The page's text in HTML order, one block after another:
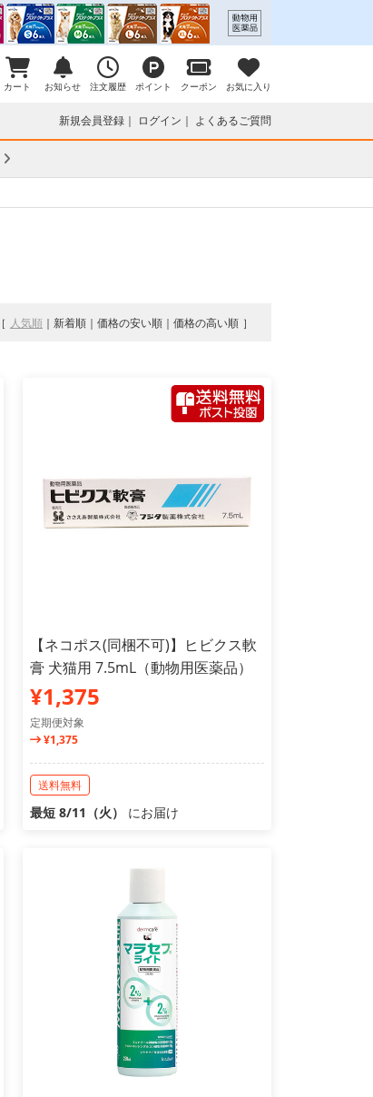
カート お知らせ 注文履歴 ポイント クーポン お気に入り
新規会員登録 ログイン よくあるご質問
人気順 新着順 価格の安い順 価格の高い順
【ネコポス(同梱不可)】ヒビクス軟
膏 犬猫用 7.5mL（動物用医薬品）
¥1,375
定期便対象
¥1,375
送料無料
最短 8/11（火） にお届け